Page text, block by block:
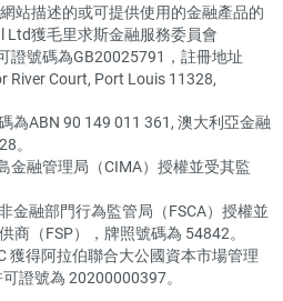
站描述的或可提供使用的金融產品的
獲毛里求斯金融服務委員會
證號碼為GB20025791，註冊地址
River Court, Port Louis 11328,
為ABN 90 149 011 361, 澳大利亞金融
。
金融管理局（CIMA）授權並受其監
金融部門行為監管局（FSCA）授權並
商（FSP），牌照號碼為 54842。
獲得阿拉伯聯合大公國資本市場管理
證號為 20200000397。